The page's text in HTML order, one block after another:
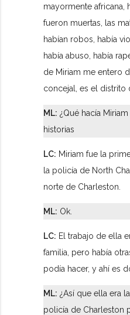
mayormente africana,
fueron muertas, las
habían robos, había
había abuso, había
de Miriam me entero
concejal, es el distrito
ML: ¿Qué hacía
historias
LC: Miriam fue la
la policía de North
norte de Charleston.
ML: Ok.
LC: El trabajo de ella
familia, pero había
podía hacer, y ahí es
ML: ¿Así que ella era
policía de Charleston